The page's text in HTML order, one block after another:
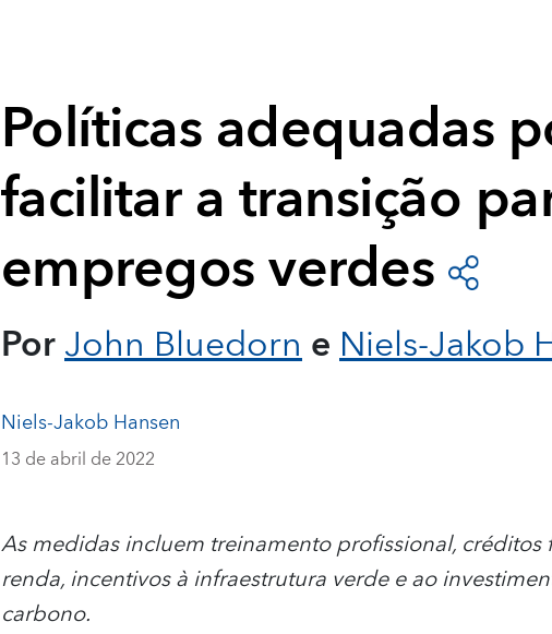
Políticas adequadas
facilitar a transição
empregos verdes
PorJohn BluedorneNiels-Jakob
Niels-Jakob Hansen
13 de abril de 2022
As medidas incluem treinamento profissional,
renda, incentivos à infraestrutura verde e ao
carbono.